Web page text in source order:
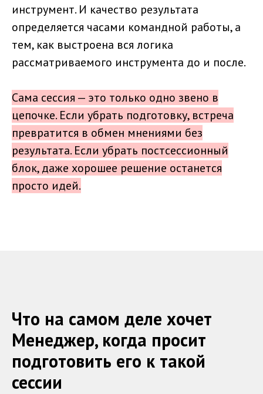
инструмент. И качество результата
определяется часами командной работы, а
тем, как выстроена вся логика
рассматриваемого инструмента до и после.
Сама сессия — это только одно звено в
цепочке. Если убрать подготовку, встреча
превратится в обмен мнениями без
результата. Если убрать постсессионный
блок, даже хорошее решение останется
просто идей.
Что на самом деле хочет
Менеджер, когда просит
подготовить его к такой
сессии